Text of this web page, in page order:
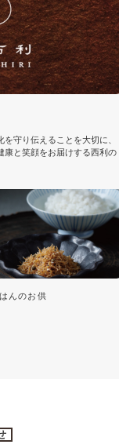
守り伝えることを大切に、
康と笑顔をお届けする西利の
んのお供